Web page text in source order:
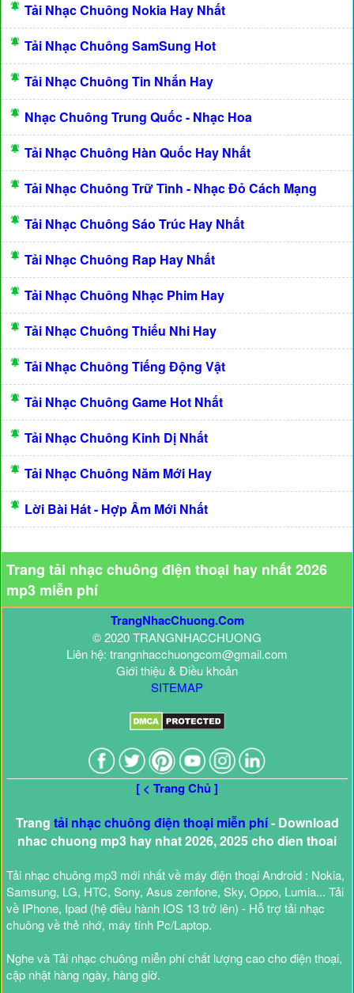
Tải Nhạc Chuông Nokia Hay Nhất
Tải Nhạc Chuông SamSung Hot
Tải Nhạc Chuông Tin Nhắn Hay
Nhạc Chuông Trung Quốc - Nhạc Hoa
Tải Nhạc Chuông Hàn Quốc Hay Nhất
Tải Nhạc Chuông Trữ Tình - Nhạc Đỏ Cách Mạng
Tải Nhạc Chuông Sáo Trúc Hay Nhất
Tải Nhạc Chuông Rap Hay Nhất
Tải Nhạc Chuông Nhạc Phim Hay
Tải Nhạc Chuông Thiếu Nhi Hay
Tải Nhạc Chuông Tiếng Động Vật
Tải Nhạc Chuông Game Hot Nhất
Tải Nhạc Chuông Kinh Dị Nhất
Tải Nhạc Chuông Năm Mới Hay
Lời Bài Hát - Hợp Âm Mới Nhất
Trang tải nhạc chuông điện thoại hay nhất 2026
mp3 miễn phí
TrangNhacChuong.Com
© 2020 TRANGNHACCHUONG
Liên hệ: trangnhacchuongcom@gmail.com
Giới thiệu & Điều khoản
SITEMAP
[ < Trang Chủ ]
Trang tải nhạc chuông điện thoại miễn phí- Download
nhac chuong mp3 hay nhat 2026, 2025 cho dien thoai
Tải nhạc chuông mp3 mới nhất về máy điện thoại Android : Nokia,
Samsung, LG, HTC, Sony, Asus zenfone, Sky, Oppo, Lumia... Tải
về IPhone, Ipad (hệ điều hành IOS 13 trở lên) - Hỗ trợ tải nhạc
chuông về thẻ nhớ, máy tính Pc/Laptop.
Nghe và Tải nhạc chuông miễn phí chất lượng cao cho điện thoại,
cập nhật hàng ngày, hàng giờ.